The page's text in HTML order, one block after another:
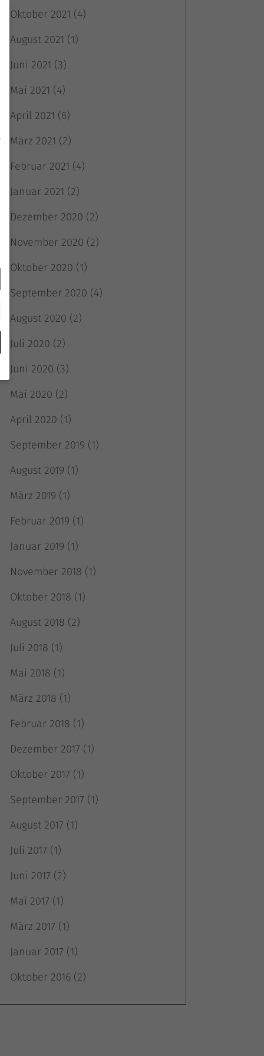
Oktober 2021 (4)
August 2021 (1)
Juni 2021 (3)
Mai 2021 (4)
April 2021 (6)
März 2021 (2)
Februar 2021 (4)
Januar 2021 (2)
Dezember 2020 (2)
November 2020 (2)
Oktober 2020 (1)
September 2020 (4)
August 2020 (2)
Juli 2020 (2)
Juni 2020 (3)
Mai 2020 (2)
April 2020 (1)
September 2019 (1)
August 2019 (1)
März 2019 (1)
Februar 2019 (1)
Januar 2019 (1)
November 2018 (1)
Oktober 2018 (1)
August 2018 (2)
Juli 2018 (1)
Mai 2018 (1)
März 2018 (1)
Februar 2018 (1)
Dezember 2017 (1)
Oktober 2017 (1)
September 2017 (1)
August 2017 (1)
Juli 2017 (1)
Juni 2017 (2)
Mai 2017 (1)
März 2017 (1)
Januar 2017 (1)
Oktober 2016(2)
Medien